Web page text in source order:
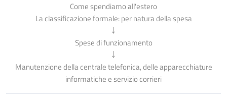
Come spendiamo all'estero
La classificazione formale: per natura della spesa
￬
Spese di funzionamento
￬
Manutenzione della centrale telefonica, delle apparecchiature
informatiche e servizio corrieri